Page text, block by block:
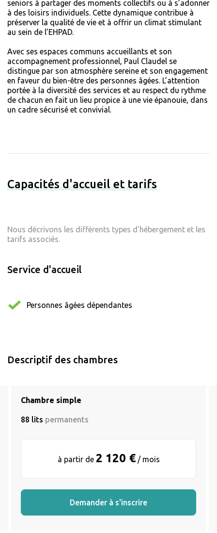
seniors à partager des moments collectifs ou à s’adonner
à des loisirs individuels. Cette dynamique contribue à
préserver la qualité de vie et à offrir un climat stimulant
au sein de l’EHPAD.
Avec ses espaces communs accueillants et son
accompagnement professionnel, Paul Claudel se
distingue par son atmosphère sereine et son engagement
en faveur du bien-être des personnes âgées. L’attention
portée à la diversité des services et au respect du rythme
de chacun en fait un lieu propice à une vie épanouie, dans
un cadre sécurisé et convivial.
Capacités d'accueil et tarifs
Nous décrivons les différents types d'hébergement et les
tarifs associés.
Service d'accueil
Personnes âgées dépendantes
Descriptif des chambres
Chambre simple
88 lits permanents
à partir de 2 120 €/ mois
Demander à s'inscrire